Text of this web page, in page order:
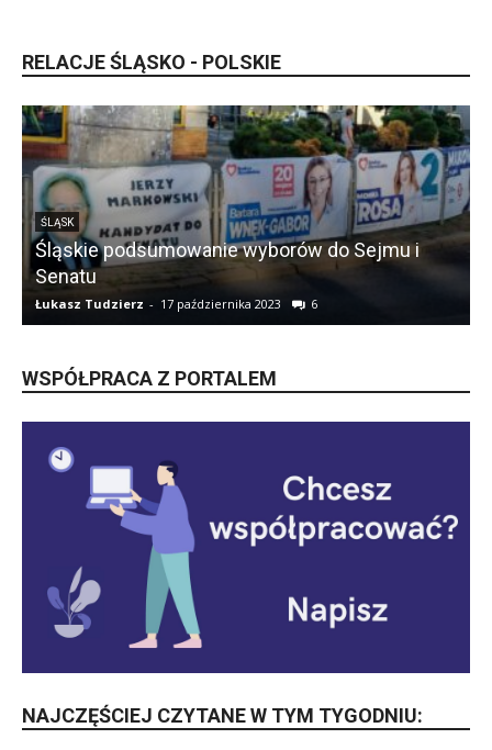
RELACJE ŚLĄSKO - POLSKIE
ŚLĄSK
Śląskie podsumowanie wyborów do Sejmu i
Senatu
Łukasz Tudzierz - 17 października 2023 6
WSPÓŁPRACA Z PORTALEM
NAJCZĘŚCIEJ CZYTANE W TYM TYGODNIU: